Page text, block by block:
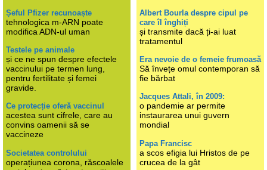
Șeful Pfizer recunoaște
tehnologica m-ARN poate
modifica ADN-ul uman
Testele pe animale
și ce ne spun despre efectele
vaccinului pe termen lung,
pentru fertilitate și femei
gravide.
Ce protecție oferă vaccinul
acestea sunt cifrele, care au
convins oamenii să se
vaccineze
Societatea controlului
operațiunea corona, răscoalele
Albert Bourla despre cipul pe
care îl înghiți
și transmite dacă ți-ai luat
tratamentul
Era nevoie de o femeie frumoasă
Să învețe omul contemporan să
fie bărbat
Jacques Attali, în 2009:
o pandemie ar permite
instaurarea unui guvern
mondial
Papa Francisc
a scos efigia lui Hristos de pe
crucea de la gât